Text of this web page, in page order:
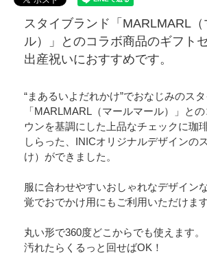
スタイブランド「MARLMARL
ル）」とのコラボ商品のギフトセ
出産祝いにおすすめです。
“まあるいよだれかけ”でおなじみのス
「MARLMARL（マールマール）」と
ウンを基調にした上品なチェックに珈
しらった、INICオリジナルデザインの
け）ができました。
服に合わせやすいおしゃれなデザイン
覚でおでかけ用にもご利用いただけます
丸い形で360度どこからでも使えます。
汚れたらくるっと回せばOK！